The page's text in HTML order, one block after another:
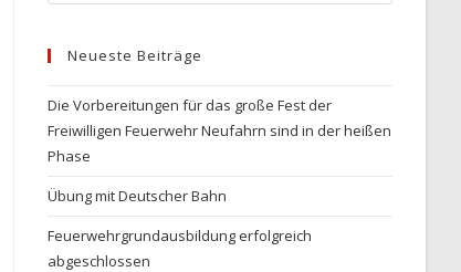
Neueste Beiträge
Die Vorbereitungen für das große Fest der
Freiwilligen Feuerwehr Neufahrn sind in der heißen
Phase
Übung mit Deutscher Bahn
Feuerwehrgrundausbildung erfolgreich
abgeschlossen